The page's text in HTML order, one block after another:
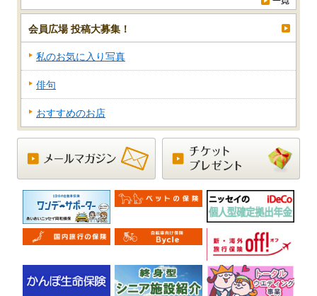
会員広場 投稿大募集！
私のお気に入り写真
俳句
おすすめのお店